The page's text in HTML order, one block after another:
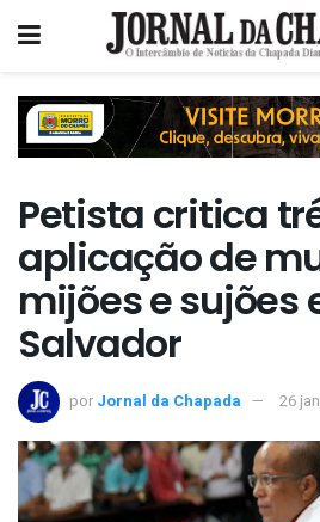
Petista critica
aplicação de
mijões e sujões
Salvador
por Jornal da Chapada 26